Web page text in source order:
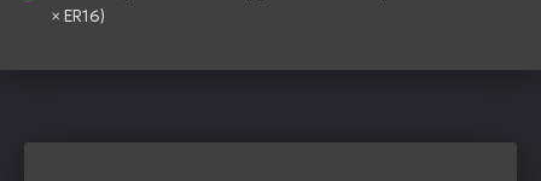
× ER16)